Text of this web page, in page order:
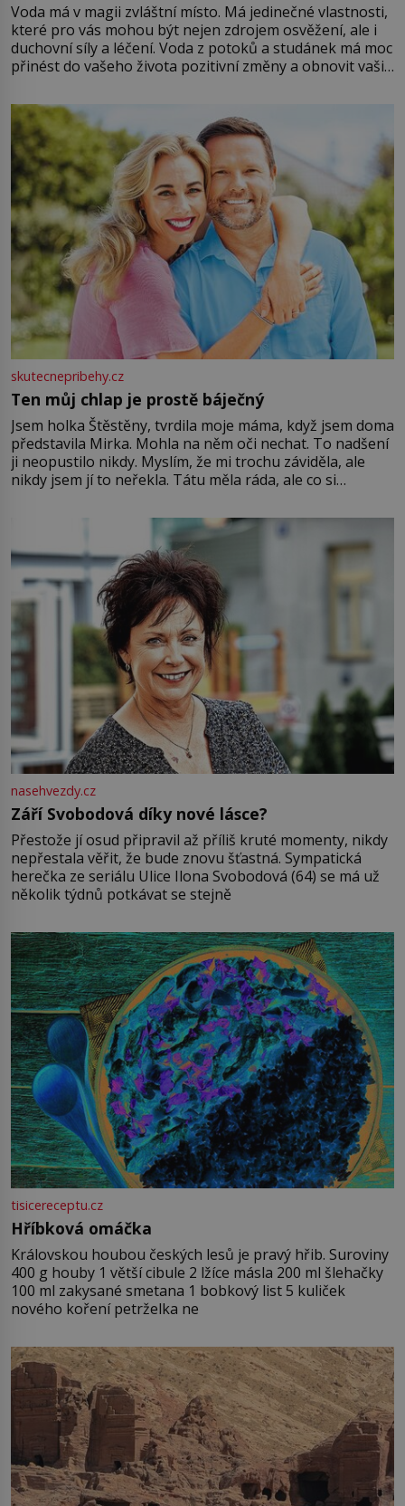
Voda má v magii zvláštní místo. Má jedinečné vlastnosti,
které pro vás mohou být nejen zdrojem osvěžení, ale i
duchovní síly a léčení. Voda z potoků a studánek má moc
přinést do vašeho života pozitivní změny a obnovit vaši
můžete obohatit své rituály a přinést do svého života
větší harmonii a klid. Je důležité
skutecnepribehy.cz
Ten můj chlap je prostě báječný
Jsem holka Štěstěny, tvrdila moje máma, když jsem doma
představila Mirka. Mohla na něm oči nechat. To nadšení
ji neopustilo nikdy. Myslím, že mi trochu záviděla, ale
nikdy jsem jí to neřekla. Tátu měla ráda, ale co si
Jsme spolu moc rádi Tehdy byla jiná doba, když
nasehvezdy.cz
Září Svobodová díky nové lásce?
Přestože jí osud připravil až příliš kruté momenty, nikdy
nepřestala věřit, že bude znovu šťastná. Sympatická
herečka ze seriálu Ulice Ilona Svobodová (64) se má už
několik týdnů potkávat se stejně
tisicereceptu.cz
Hříbková omáčka
Královskou houbou českých lesů je pravý hřib. Suroviny
400 g houby 1 větší cibule 2 lžíce másla 200 ml šlehačky
100 ml zakysané smetana 1 bobkový list 5 kuliček
nového koření petrželka ne